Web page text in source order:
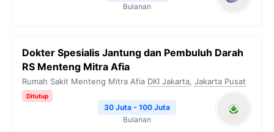
Bulanan
Dokter Spesialis Jantung dan Pembuluh Darah
RS Menteng Mitra Afia
Rumah Sakit Menteng Mitra Afia DKI Jakarta, Jakarta Pusat
Ditutup
30 Juta - 100 Juta
Bulanan